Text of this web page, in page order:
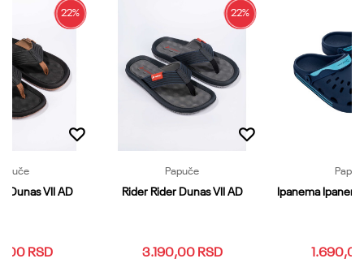
22%
Dunas VII AD
RSD
22%
Papuče
Rider Rider Dunas VII AD
3.190,00 RSD
Ipanema
1.690,00